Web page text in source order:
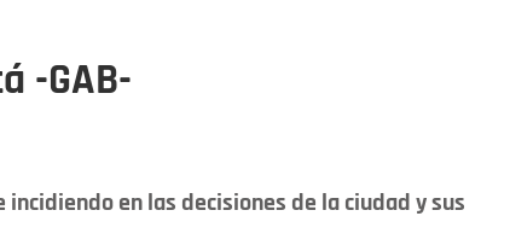
-GAB-
en las decisiones de la ciudad y sus